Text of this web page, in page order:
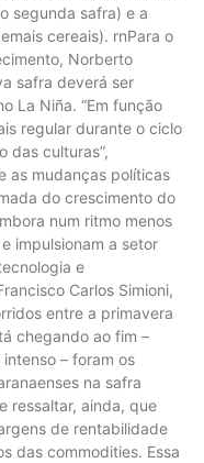
segunda safra) e a
cereais). rnPara o
Norberto
safra deverá ser
La Niña. “Em função
regular durante o ciclo
das culturas”,
as mudanças políticas
do crescimento do
num ritmo menos
impulsionam a setor
e
Carlos Simioni,
entre a primavera
chegando ao fim –
– foram os
na safra
ressaltar, ainda, que
de rentabilidade
das commodities. Essa